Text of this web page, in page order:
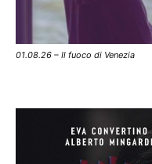
01.08.26 – Il fuoco di Venezia